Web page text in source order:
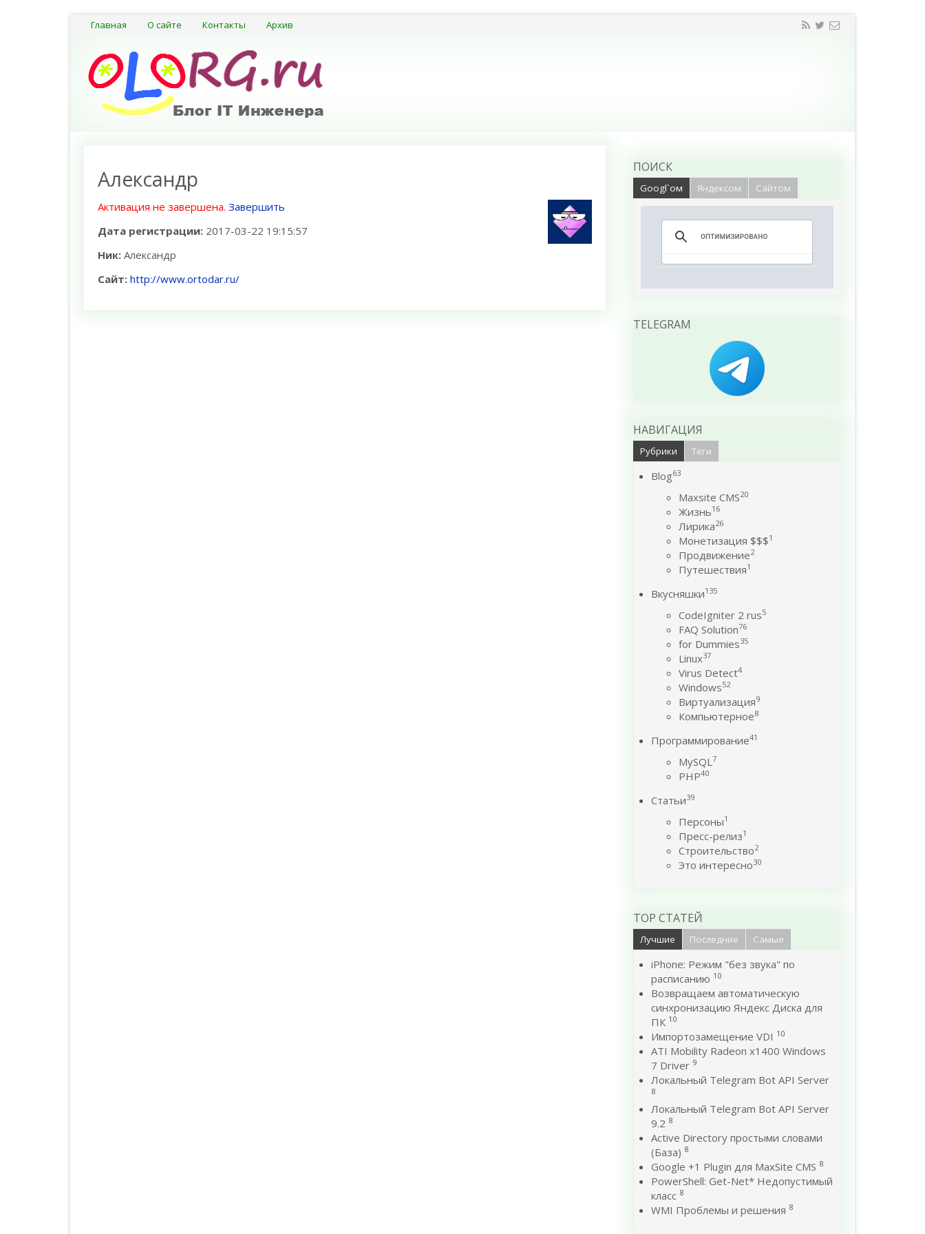
Главная О сайте Контакты Архив
Александр
Активация не завершена. Завершить
Дата регистрации: 2017-03-22 19:15:57
Ник: Александр
Сайт: http://www.ortodar.ru/
ПОИСК
Googl`ом Яндексом Сайтом
TELEGRAM
НАВИГАЦИЯ
Рубрики Теги
Blog63
Maxsite CMS20
Жизнь16
Лирика26
Монетизация $$$1
Продвижение2
Путешествия1
Вкусняшки135
CodeIgniter 2 rus5
FAQ Solution76
for Dummies35
Linux37
Virus Detect4
Windows52
Виртуализация9
Компьютерное8
Программирование41
MySQL7
PHP40
Статьи39
Персоны1
Пресс-релиз1
Строительство2
Это интересно30
TOP СТАТЕЙ
Лучшие Последние Самые
iPhone: Режим "без звука" по
расписанию 10
Возвращаем автоматическую
синхронизацию Яндекс Диска для
ПК 10
Импортозамещение VDI 10
ATI Mobility Radeon x1400 Windows
7 Driver 9
Локальный Telegram Bot API Server
8
Локальный Telegram Bot API Server
9.2 8
Active Directory простыми словами
(База) 8
Google +1 Plugin для MaxSite CMS 8
PowerShell: Get-Net* Недопустимый
класс 8
WMI Проблемы и решения 8